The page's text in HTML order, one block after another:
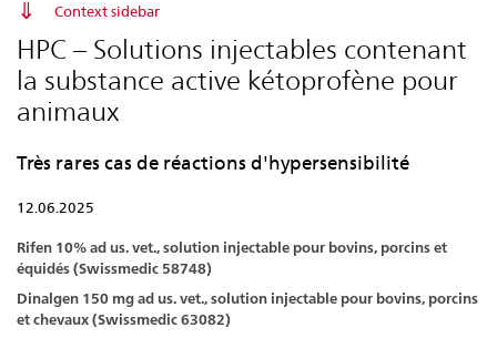
Context sidebar
HPC – Solutions injectables contenant
la substance active kétoprofène pour
animaux
Très rares cas de réactions d'hypersensibilité
12.06.2025
Rifen 10% ad us. vet., solution injectable pour bovins, porcins et
équidés (Swissmedic 58748)
Dinalgen 150 mg ad us. vet., solution injectable pour bovins, porcins
et chevaux (Swissmedic 63082)